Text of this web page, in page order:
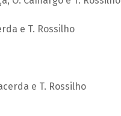
e T. Rossilho
e T. Rossilho